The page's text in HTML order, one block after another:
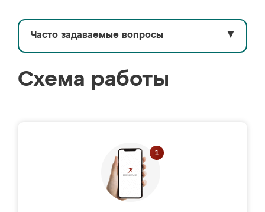
Часто задаваемые вопросы ▼
Схема работы